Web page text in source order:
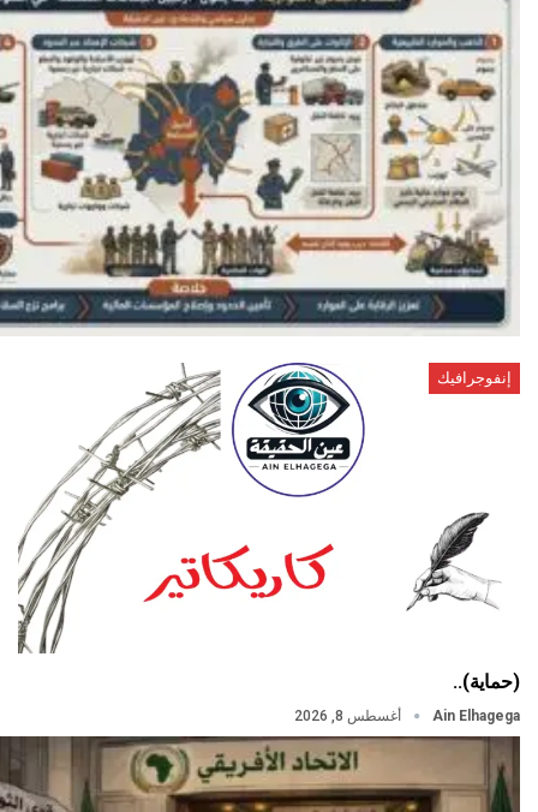
إنفوجرافيك
(حماية)..
Ain Elhagega أغسطس 8, 2026